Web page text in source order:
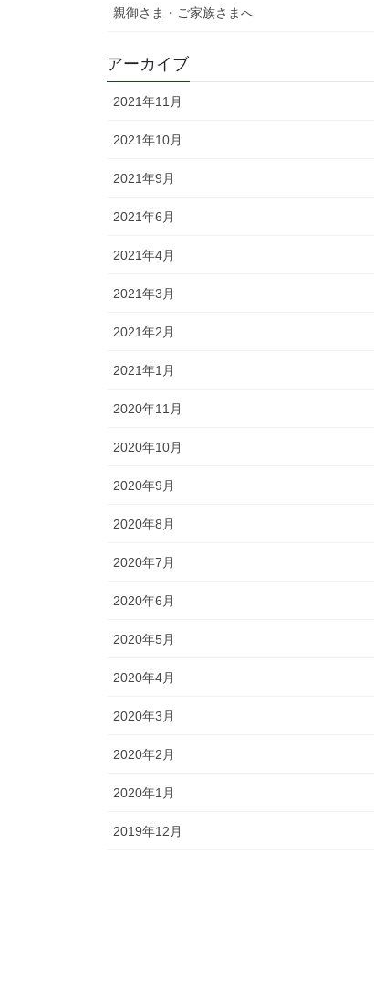
親御さま・ご家族さまへ
アーカイブ
2021年11月
2021年10月
2021年9月
2021年6月
2021年4月
2021年3月
2021年2月
2021年1月
2020年11月
2020年10月
2020年9月
2020年8月
2020年7月
2020年6月
2020年5月
2020年4月
2020年3月
2020年2月
2020年1月
2019年12月